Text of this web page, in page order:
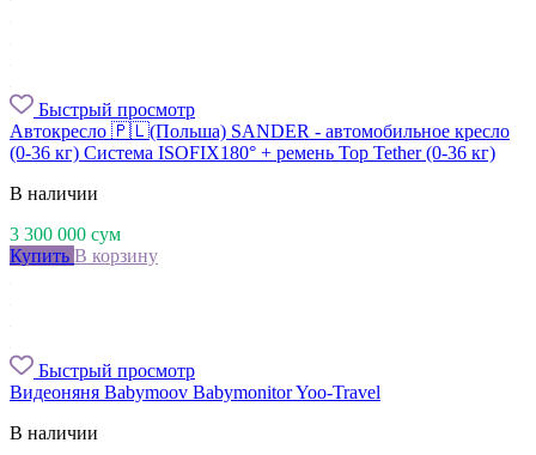
Быстрый просмотр
Автокресло 🇵🇱(Польша) SANDER - автомобильное кресло
(0-36 кг) Система ISOFIX180° + ремень Top Tether (0-36 кг)
В наличии
3 300 000 сум
Купить В корзину
Быстрый просмотр
Видеоняня Babymoov Babymonitor Yoo-Travel
В наличии